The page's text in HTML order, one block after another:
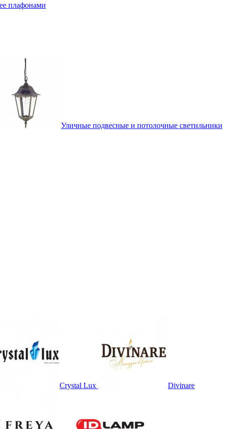
плафонами
Уличные подвесные и потолочные светильники
Crystal Lux Divinare